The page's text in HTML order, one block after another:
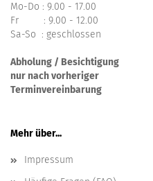
Mo-Do : 9.00 - 17.00
Fr : 9.00 - 12.00
Sa-So : geschlossen
Abholung / Besichtigung
nur nach vorheriger
Terminvereinbarung
Mehr über...
Impressum